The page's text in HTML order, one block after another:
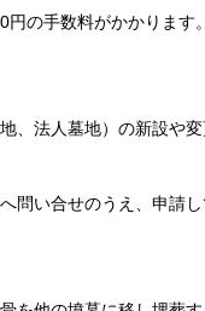
の手数料がかかります。
、法人墓地）の新設や
問い合せのうえ、申請し